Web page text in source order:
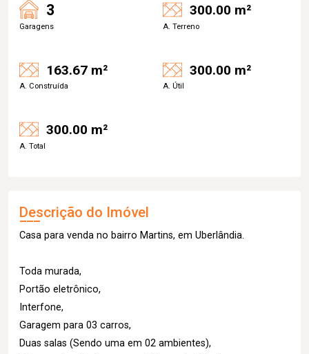
3
Garagens
300.00 m²
A. Terreno
163.67 m²
A. Construída
300.00 m²
A. Útil
300.00 m²
A. Total
Descrição do Imóvel
Casa para venda no bairro Martins, em Uberlândia.
Toda murada,
Portão eletrônico,
Interfone,
Garagem para 03 carros,
Duas salas (Sendo uma em 02 ambientes),